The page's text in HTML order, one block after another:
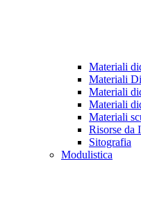
Materiali
Materiali
Materiali
Materiali
Materiali
Risorse da
Sitografia
Modulistica